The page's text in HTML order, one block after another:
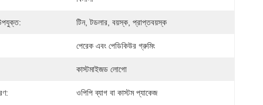
টিন, টডলার, বয়স্ক, প্রাপ্তবয়স্ক
পেরেক এবং পেডিকিউর গ্রুমিং
কাস্টমাইজড লোগো
ওপিপি ব্যাগ বা কাস্টম প্যাকেজ